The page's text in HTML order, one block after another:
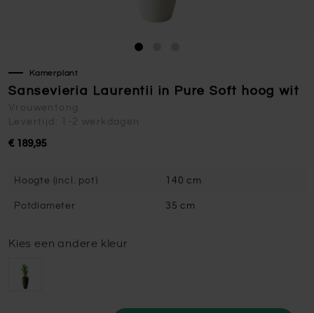
Kamerplant
Sansevieria Laurentii in Pure Soft hoog wit
Vrouwentong
Levertijd: 1-2 werkdagen
€ 189,95
Hoogte (incl. pot) 140 cm
Potdiameter 35 cm
Kies een andere kleur